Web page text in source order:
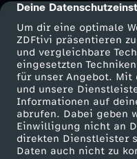
cmp-dialog-
Deine
Um dir eine optimale
ZDFtivi präsentieren
und vergleichbare
eingesetzten
für unser Angebot. Mit
und unsere
Informationen auf
abrufen. Dabei geben
Einwilligung nicht an
direkten Dienstleister
Daten auch nicht zu
n
e
e
i
g
Mehr ZDF
ZDF-Apps
Smart TV
ZDFtext